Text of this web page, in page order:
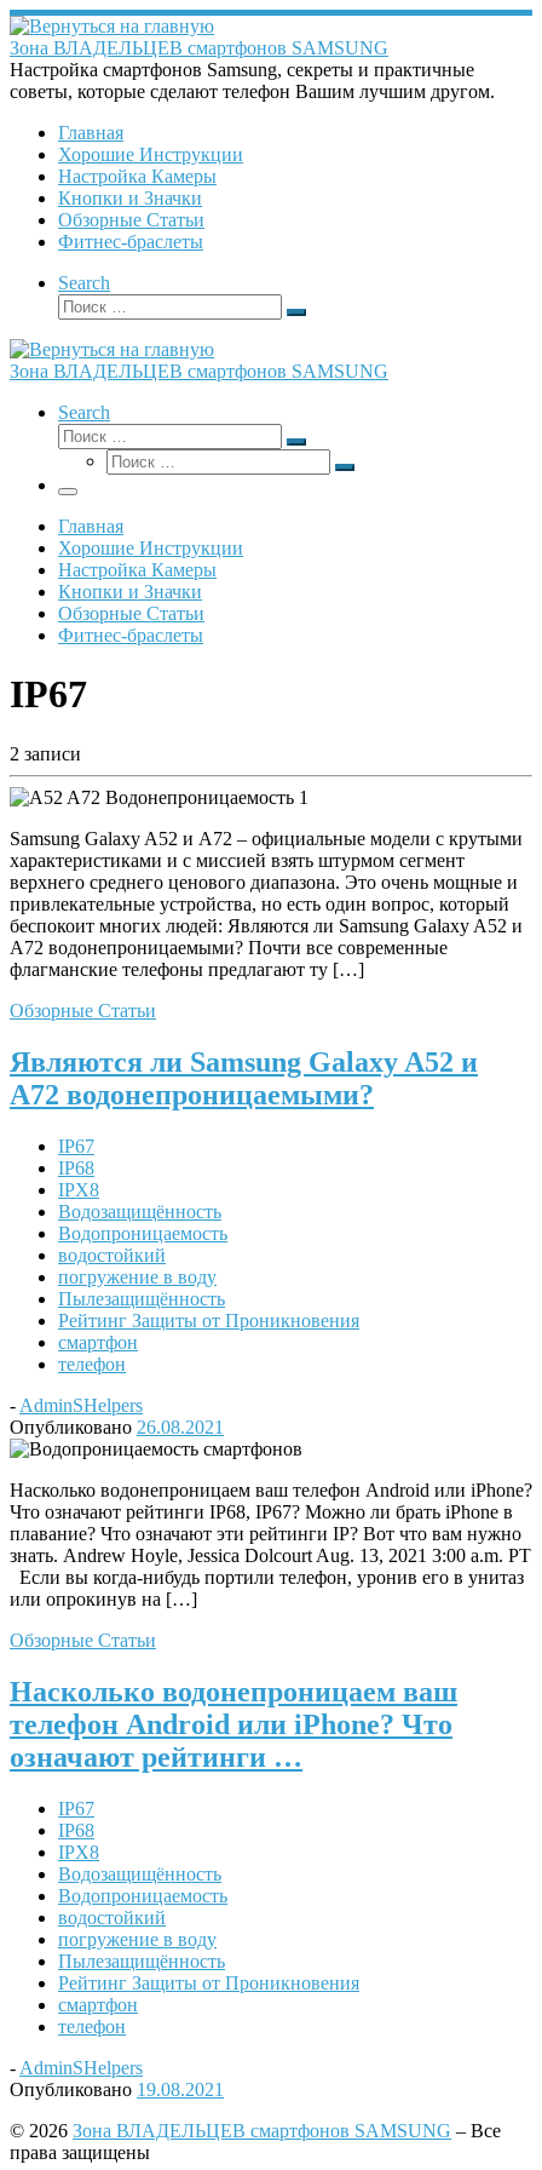
Перейти
к
содержимому
Зона ВЛАДЕЛЬЦЕВ смартфонов SAMSUNG
Настройка смартфонов Samsung, секреты и практичные
советы, которые сделают телефон Вашим лучшим другом.
Главная
Хорошие Инструкции
Настройка Камеры
Кнопки и Значки
Обзорные Статьи
Фитнес-браслеты
Search
Поиск
Поиск
Зона ВЛАДЕЛЬЦЕВ смартфонов SAMSUNG
Search
Поиск
Поиск
Поиск
Поиск
Меню
Главная
Хорошие Инструкции
Настройка Камеры
Кнопки и Значки
Обзорные Статьи
Фитнес-браслеты
IP67
2 записи
Samsung Galaxy A52 и A72 – официальные модели с крутыми
характеристиками и с миссией взять штурмом сегмент
верхнего среднего ценового диапазона. Это очень мощные и
привлекательные устройства, но есть один вопрос, который
беспокоит многих людей: Являются ли Samsung Galaxy A52 и
A72 водонепроницаемыми? Почти все современные
флагманские телефоны предлагают ту […]
Обзорные Статьи
Являются ли Samsung Galaxy A52 и
A72 водонепроницаемыми?
IP67
IP68
IPX8
Водозащищённость
Водопроницаемость
водостойкий
погружение в воду
Пылезащищённость
Рейтинг Защиты от Проникновения
смартфон
телефон
- AdminSHelpers
Опубликовано 26.08.2021
Насколько водонепроницаем ваш телефон Android или iPhone?
Что означают рейтинги IP68, IP67? Можно ли брать iPhone в
плавание? Что означают эти рейтинги IP? Вот что вам нужно
знать. Andrew Hoyle, Jessica Dolcourt Aug. 13, 2021 3:00 a.m. PT
Если вы когда-нибудь портили телефон, уронив его в унитаз
или опрокинув на […]
Обзорные Статьи
Насколько водонепроницаем ваш
телефон Android или iPhone? Что
означают рейтинги …
IP67
IP68
IPX8
Водозащищённость
Водопроницаемость
водостойкий
погружение в воду
Пылезащищённость
Рейтинг Защиты от Проникновения
смартфон
телефон
- AdminSHelpers
Опубликовано 19.08.2021
© 2026 Зона ВЛАДЕЛЬЦЕВ смартфонов SAMSUNG – Все
права защищены